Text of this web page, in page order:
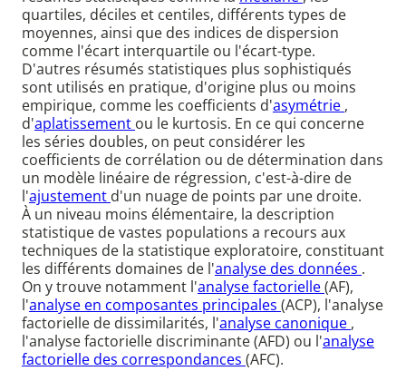
quartiles, déciles et centiles, différents types de
moyennes, ainsi que des indices de dispersion
comme l'écart interquartile ou l'écart-type.
D'autres résumés statistiques plus sophistiqués
sont utilisés en pratique, d'origine plus ou moins
empirique, comme les coefficients d'asymétrie ,
d'aplatissement ou le kurtosis. En ce qui concerne
les séries doubles, on peut considérer les
coefficients de corrélation ou de détermination dans
un modèle linéaire de régression, c'est-à-dire de
l'ajustement d'un nuage de points par une droite.
À un niveau moins élémentaire, la description
statistique de vastes populations a recours aux
techniques de la statistique exploratoire, constituant
les différents domaines de l'analyse des données .
On y trouve notamment l'analyse factorielle(AF),
l'analyse en composantes principales (ACP), l'analyse
factorielle de dissimilarités, l'analyse canonique ,
l'analyse factorielle discriminante (AFD) ou l'analyse
factorielle des correspondances (AFC).